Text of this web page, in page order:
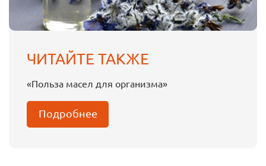
ЧИТАЙТЕ ТАКЖЕ
«Польза масел для организма»
Подробнее